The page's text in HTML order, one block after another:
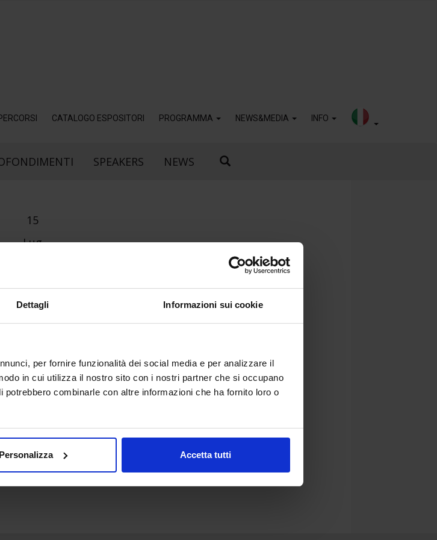
Dettagli Informazioni sui cookie
per fornire funzionalità dei social media e per analizzare il
in cui utilizza il nostro sito con i nostri partner che si occupano
combinarle con altre informazioni che ha fornito loro o
Personalizza Accetta tutti
CATALOGO ESPOSITORI PROGRAMMA NEWS&MEDIA INFO
SPEAKERS NEWS
15
Lug
A5 WEB